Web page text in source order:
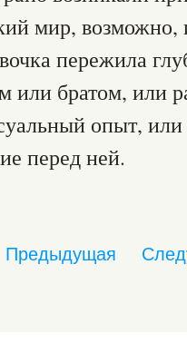
мир, возможно,
пережила
или братом, или
опыт,
перед ней.
Предыдущая